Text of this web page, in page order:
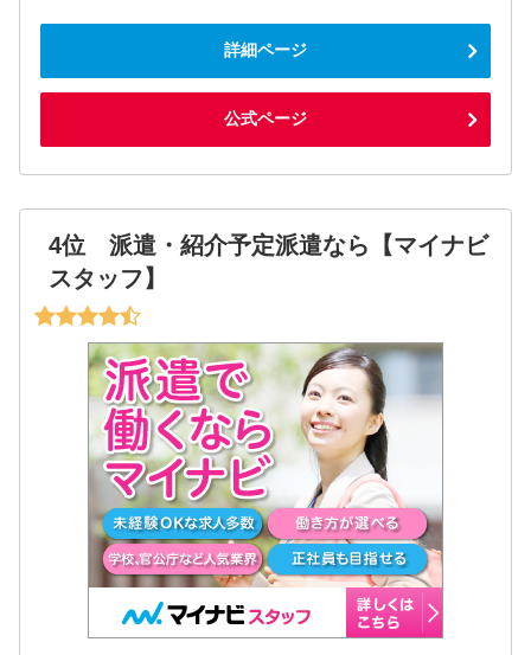
詳細ページ
公式ページ
4位 派遣・紹介予定派遣なら【マイナビ
スタッフ】